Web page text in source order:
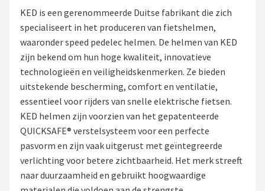
Stadsfietsen
Elektrische fietsen
Mountainbikes
Shop
POPULAIRE MERKEN
Basil
KED is een gerenommeerde Duitse fabrikant die zich
specialiseert in het produceren van fietshelmen,
waaronder speed pedelec helmen. De helmen van KED
zijn bekend om hun hoge kwaliteit, innovatieve
technologieën en veiligheidskenmerken. Ze bieden
uitstekende bescherming, comfort en ventilatie,
essentieel voor rijders van snelle elektrische fietsen.
KED helmen zijn voorzien van het gepatenteerde
QUICKSAFE® verstelsysteem voor een perfecte
pasvorm en zijn vaak uitgerust met geïntegreerde
verlichting voor betere zichtbaarheid. Het merk streeft
naar duurzaamheid en gebruikt hoogwaardige